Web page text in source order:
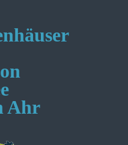
Ahr